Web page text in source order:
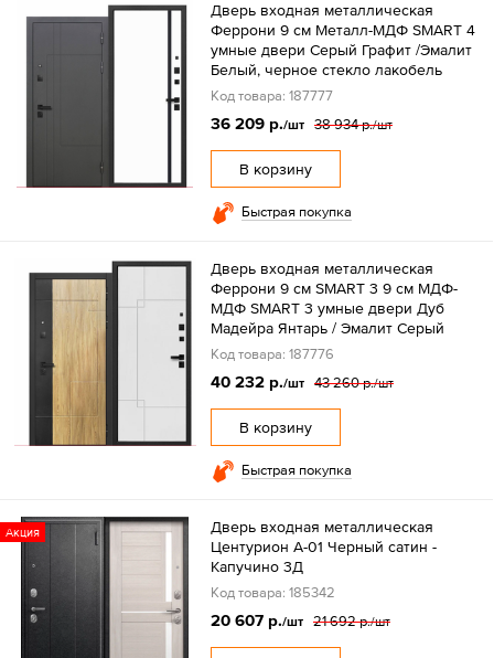
Дверь входная металлическая
Феррони 9 см Металл-МДФ SMART 4
умные двери Серый Графит /Эмалит
Белый, черное стекло лакобель
Код товара: 187777
36 209 р./шт 38 934 р./шт
В корзину
Быстрая покупка
Дверь входная металлическая
Феррони 9 см SMART 3 9 см МДФ-
МДФ SMART 3 умные двери Дуб
Мадейра Янтарь / Эмалит Серый
Код товара: 187776
40 232 р./шт 43 260 р./шт
В корзину
Быстрая покупка
Акция
Дверь входная металлическая
Центурион А-01 Черный сатин -
Капучино 3Д
Код товара: 185342
20 607 р./шт 21 692 р./шт